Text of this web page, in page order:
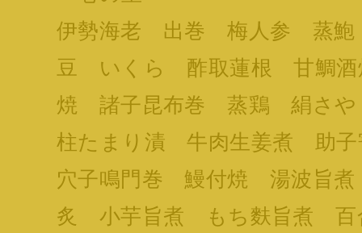
伊勢海老 出巻 梅人参 蒸
豆 いくら 酢取蓮根 甘鯛酒
焼 諸子昆布巻 蒸鶏 絹さ
柱たまり漬 牛肉生姜煮 助
穴子鳴門巻 鰻付焼 湯波旨
炙 小芋旨煮 もち麩旨煮